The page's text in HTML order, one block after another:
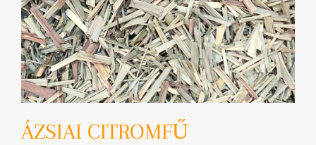
ÁZSIAI CITROMFŰ